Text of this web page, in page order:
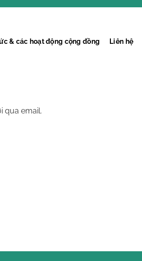
& các hoạt động cộng đồng Liên hệ
qua email.